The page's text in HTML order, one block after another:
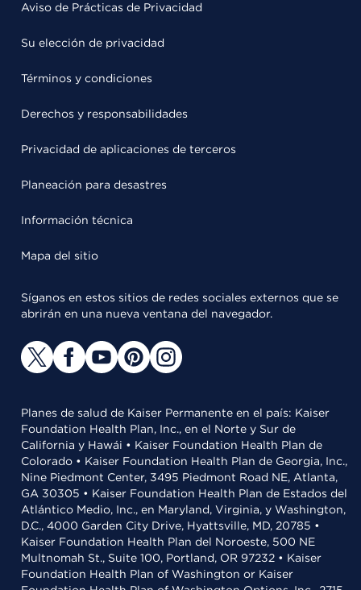
Aviso de Prácticas de Privacidad
Su elección de privacidad
Términos y condiciones
Derechos y responsabilidades
Privacidad de aplicaciones de terceros
Planeación para desastres
Información técnica
Mapa del sitio
Síganos en estos sitios de redes sociales externos que se
abrirán en una nueva ventana del navegador.
Planes de salud de Kaiser Permanente en el país: Kaiser
Foundation Health Plan, Inc., en el Norte y Sur de
California y Hawái • Kaiser Foundation Health Plan de
Colorado • Kaiser Foundation Health Plan de Georgia, Inc.,
Nine Piedmont Center, 3495 Piedmont Road NE, Atlanta,
GA 30305 • Kaiser Foundation Health Plan de Estados del
Atlántico Medio, Inc., en Maryland, Virginia, y Washington,
D.C., 4000 Garden City Drive, Hyattsville, MD, 20785 •
Kaiser Foundation Health Plan del Noroeste, 500 NE
Multnomah St., Suite 100, Portland, OR 97232 • Kaiser
Foundation Health Plan of Washington or Kaiser